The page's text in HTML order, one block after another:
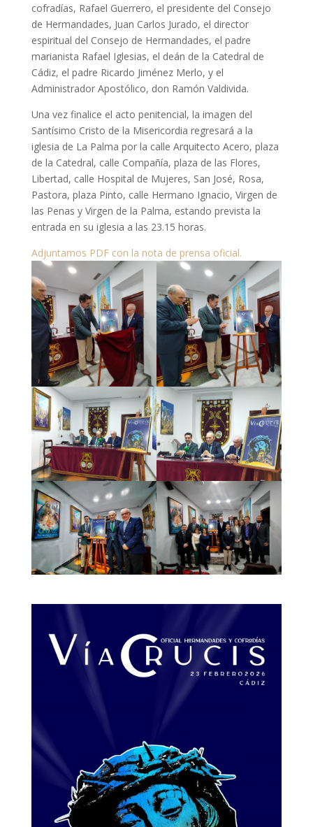
cofradías, Rafael Guerrero, el presidente del Consejo
de Hermandades, Juan Carlos Jurado, el director
espiritual del Consejo de Hermandades, el padre
marianista Rafael Iglesias, el deán de la Catedral de
Cádiz, el padre Ricardo Jiménez Merlo, y el
Administrador Apostólico, don Ramón Valdivida.
Una vez finalice el acto penitencial, la imagen del
Santísimo Cristo de la Misericordia regresará a la
iglesia de La Palma por la calle Arquitecto Acero, plaza
de la Catedral, calle Compañía, plaza de las Flores,
Libertad, calle Hospital de Mujeres, San José, Rosa,
Pastora, plaza Pinto, calle Hermano Ignacio, Virgen de
las Penas y Virgen de la Palma, estando prevista la
entrada en su iglesia a las 23.15 horas.
Adjuntamos PDF con la nota de prensa oficial.